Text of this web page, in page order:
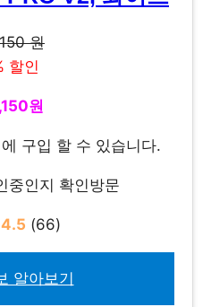
원
할인
원
구입 할 수 있습니다.
중인지 확인방문
4.5 (66)
알아보기